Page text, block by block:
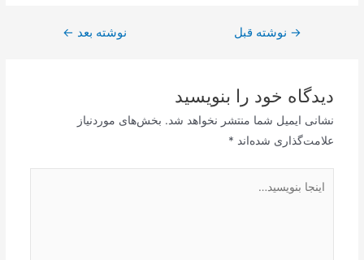
راهبری
→ نوشته قبل نوشته بعد ←
دیدگاه‌ خود را بنویسید
نشانی ایمیل شما منتشر نخواهد شد. بخش‌های موردنیاز
علامت‌گذاری شده‌اند *
بنویسید…